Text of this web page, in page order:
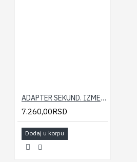
ADAPTER SEKUND. IZMENJIVACA AQUAMAX
7.260,00RSD
Dodaj u korpu